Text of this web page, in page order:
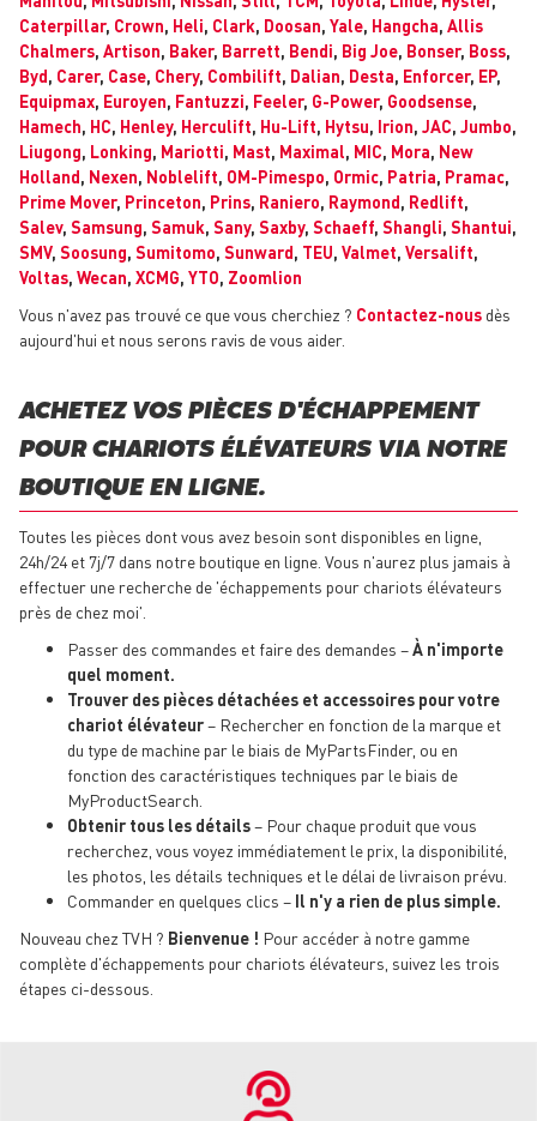
Caterpillar, Crown, Heli, Clark, Doosan, Yale, Hangcha, Allis
Chalmers, Artison, Baker, Barrett, Bendi, Big Joe, Bonser, Boss,
Byd, Carer, Case, Chery, Combilift, Dalian, Desta, Enforcer, EP,
Equipmax, Euroyen, Fantuzzi, Feeler, G-Power, Goodsense,
Hamech, HC, Henley, Herculift, Hu-Lift, Hytsu, Irion, JAC, Jumbo,
Liugong, Lonking, Mariotti, Mast, Maximal, MIC, Mora, New
Holland, Nexen, Noblelift, OM-Pimespo, Ormic, Patria, Pramac,
Prime Mover, Princeton, Prins, Raniero, Raymond, Redlift,
Salev, Samsung, Samuk, Sany, Saxby, Schaeff, Shangli, Shantui,
SMV, Soosung, Sumitomo, Sunward, TEU, Valmet, Versalift,
Voltas, Wecan, XCMG, YTO, Zoomlion
Vous n'avez pas trouvé ce que vous cherchiez ? Contactez-nous dès
aujourd'hui et nous serons ravis de vous aider.
ACHETEZ VOS PIÈCES D'ÉCHAPPEMENT
POUR CHARIOTS ÉLÉVATEURS VIA NOTRE
BOUTIQUE EN LIGNE.
Toutes les pièces dont vous avez besoin sont disponibles en ligne,
24h/24 et 7j/7 dans notre boutique en ligne. Vous n'aurez plus jamais à
effectuer une recherche de 'échappements pour chariots élévateurs
près de chez moi'.
Passer des commandes et faire des demandes –À n'importe
quel moment.
Trouver des pièces détachées et accessoires pour votre
chariot élévateur– Rechercher en fonction de la marque et
du type de machine par le biais de MyPartsFinder, ou en
fonction des caractéristiques techniques par le biais de
MyProductSearch.
Obtenir tous les détails– Pour chaque produit que vous
recherchez, vous voyez immédiatement le prix, la disponibilité,
les photos, les détails techniques et le délai de livraison prévu.
Commander en quelques clics – Il n'y a rien de plus simple.
Nouveau chez TVH ? Bienvenue ! Pour accéder à notre gamme
complète d'échappements pour chariots élévateurs, suivez les trois
étapes ci-dessous.